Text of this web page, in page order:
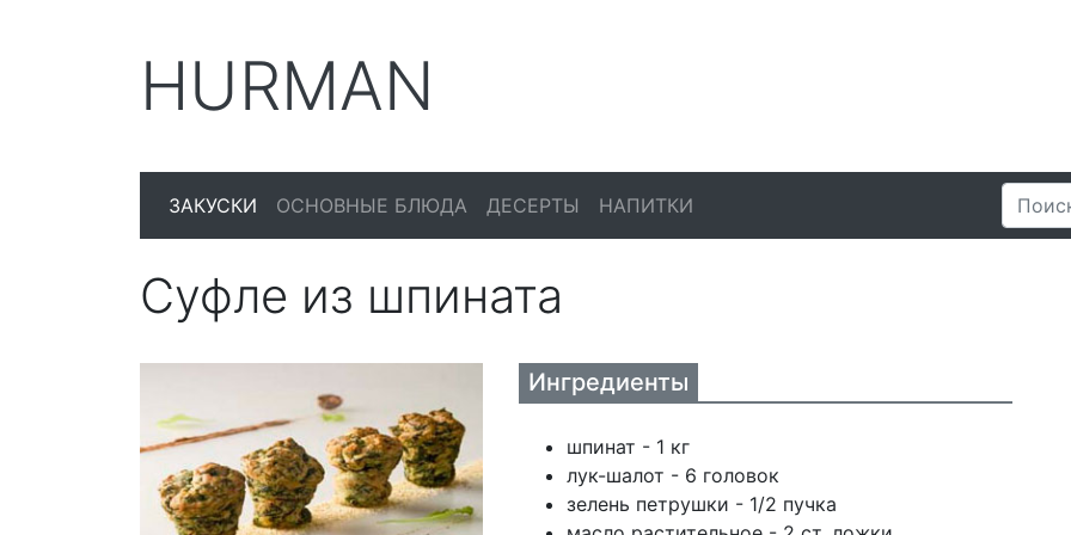
HURMAN
ЗАКУСКИ ОСНОВНЫЕ БЛЮДА ДЕСЕРТЫ НАПИТКИ
Суфле из шпината
Ингредиенты
шпинат - 1 кг
лук-шалот - 6 головок
зелень петрушки - 1/2 пучка